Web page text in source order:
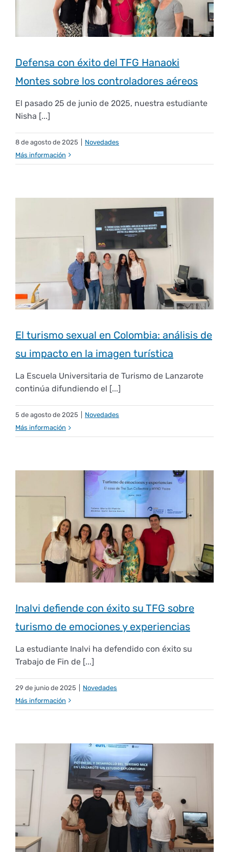
Defensa con éxito del TFG Hanaoki
Montes sobre los controladores aéreos
El pasado 25 de junio de 2025, nuestra estudiante
Nisha [...]
8 de agosto de 2025
Novedades
Más información
El turismo sexual en Colombia: análisis de
su impacto en la imagen turística
La Escuela Universitaria de Turismo de Lanzarote
continúa difundiendo el [...]
5 de agosto de 2025
Novedades
Más información
Inalvi defiende con éxito su TFG sobre
turismo de emociones y experiencias
La estudiante Inalvi ha defendido con éxito su
Trabajo de Fin de [...]
29 de junio de 2025
Novedades
Más información